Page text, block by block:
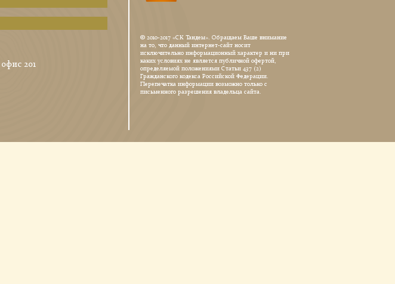
© 2010-2017 «СК Тандем». Обращаем Ваше внимание
на то, что данный интернет-сайт носит
исключительно информационный характер и ни при
каких условиях не является публичной офертой,
определяемой положениями Статьи 437 (2)
Гражданского кодекса Российской Федерации.
Перепечатка информации возможно только с
письменного разрешения владельца сайта.
офис 201